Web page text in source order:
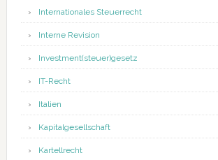
Internationales Steuerrecht
Interne Revision
Investment(steuer)gesetz
IT-Recht
Italien
Kapitalgesellschaft
Kartellrecht